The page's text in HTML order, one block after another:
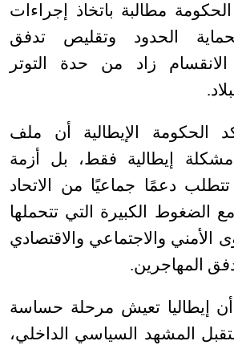
مطالبة باتخاذ إجراءات
الحدود وتقليص تدفق
الانقسام زاد من حدة التوتر
.
الحكومة الإيطالية أن ملف
إيطالية فقط، بل أزمة
تتطلب دعمًا جماعيًا من الاتحاد
الضغوط الكبيرة التي تتحملها
الأمني والاجتماعي والاقتصادي
المهاجرين.
أن إيطاليا تعيش مرحلة حساسة
المشهد السياسي الداخلي،